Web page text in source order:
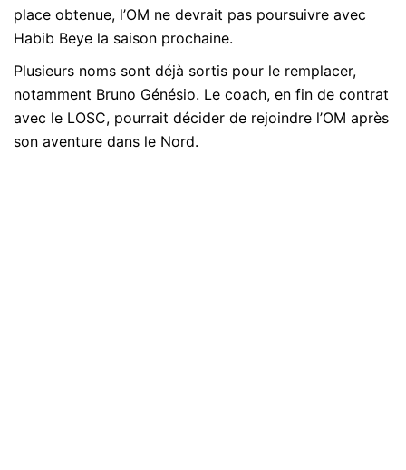
place obtenue, l’OM ne devrait pas poursuivre avec
Habib Beye la saison prochaine.
Plusieurs noms sont déjà sortis pour le remplacer,
notamment Bruno Génésio. Le coach, en fin de contrat
avec le LOSC, pourrait décider de rejoindre l’OM après
son aventure dans le Nord.